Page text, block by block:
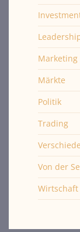
Marketing
Märkte
Politik
Trading
Von der
Wirtschaft